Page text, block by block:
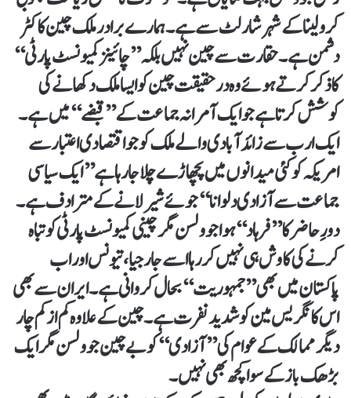
کرولینا کے شہر شارلٹ سے ہے۔ ہمارے برادر ملک چین کا کٹر
دشمن ہے۔ حقارت سے چین نہیں بلکہ ’’چائینز کمیونسٹ پارٹی‘‘
کا ذکر کرتے ہوئے وہ درحقیقت چین کو ایسا ملک دکھانے کی
کوشش کرتا ہے جو ایک آمرا نہ جماعت کے ’’قبضے‘‘ میں ہے۔
ایک ارب سے زائد آبادی والے ملک کو جو اقتصادی اعتبار سے
امریکہ کو کئی میدانوں میں پچھاڑے چلاجارہا ہے ’’ایک سیاسی
جماعت سے آزادی دلوانا‘‘ جوئے شیر لانے کے مترادف ہے۔
دورِ حاضر کا ’’فرہاد‘‘ ہوا جوولسن مگر چینی کمیونسٹ پارٹی کو تباہ
کرنے کی کاوش ہی نہیں کررہا اسے جارجیا، تیونس اور اب
پاکستان میں بھی ’’جمہوریت‘‘ بحال کروانی ہے۔ ایران سے بھی
اس کانگریس مین کو شدید نفرت ہے۔ چین کے علاوہ کم از کم چار
دیگر ممالک کے عوام کی ’’آزادی‘‘ کو بے چین جوولسن مگر ایک
بڑھک باز کے سوا کچھ بھی نہیں۔